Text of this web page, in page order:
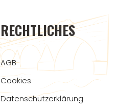
RECHTLICHES
AGB
Cookies
Datenschutzerklärung